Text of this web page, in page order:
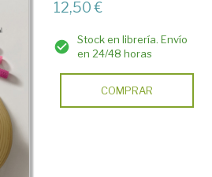
12,50 €
Stock en librería. Envío
en 24/48 horas
COMPRAR